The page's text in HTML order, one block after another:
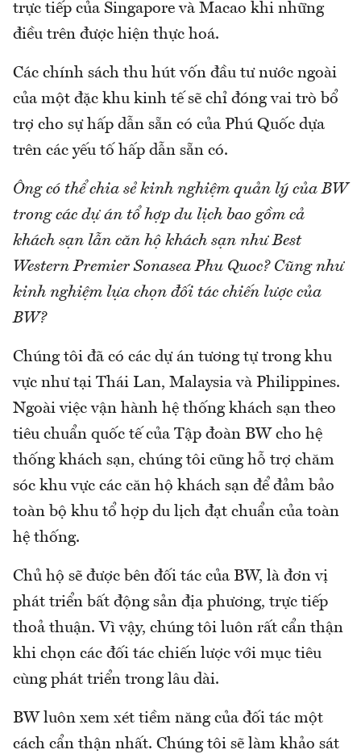
trực tiếp của Singapore và Macao khi những
điều trên được hiện thực hoá.
Các chính sách thu hút vốn đầu tư nước ngoài
của một đặc khu kinh tế sẽ chỉ đóng vai trò bổ
trợ cho sự hấp dẫn sẵn có của Phú Quốc dựa
trên các yếu tố hấp dẫn sẵn có.
Ông có thể chia sẻ kinh nghiệm quản lý của BW
trong các dự án tổ hợp du lịch bao gồm cả
khách sạn lẫn căn hộ khách sạn như Best
Western Premier Sonasea Phu Quoc? Cũng như
kinh nghiệm lựa chọn đối tác chiến lược của
BW?
Chúng tôi đã có các dự án tương tự trong khu
vực như tại Thái Lan, Malaysia và Philippines.
Ngoài việc vận hành hệ thống khách sạn theo
tiêu chuẩn quốc tế của Tập đoàn BW cho hệ
thống khách sạn, chúng tôi cũng hỗ trợ chăm
sóc khu vực các căn hộ khách sạn để đảm bảo
toàn bộ khu tổ hợp du lịch đạt chuẩn của toàn
hệ thống.
Chủ hộ sẽ được bên đối tác của BW, là đơn vị
phát triển bất động sản địa phương, trực tiếp
thoả thuận. Vì vậy, chúng tôi luôn rất cẩn thận
khi chọn các đối tác chiến lược với mục tiêu
cùng phát triển trong lâu dài.
BW luôn xem xét tiềm năng của đối tác một
cách cẩn thận nhất. Chúng tôi sẽ làm khảo sát